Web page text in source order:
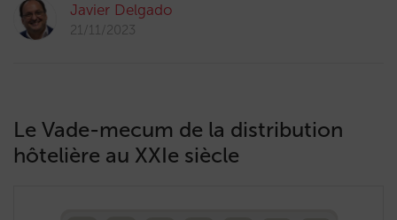
Javier Delgado
21/11/2023
Le Vade-mecum de la distribution
hôtelière au XXIe siècle